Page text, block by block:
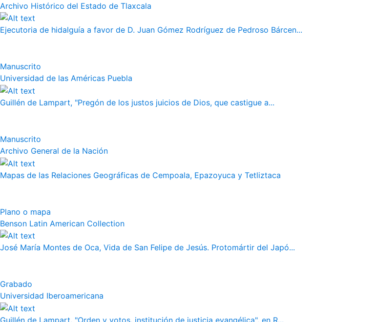
Archivo Histórico del Estado de Tlaxcala
Ejecutoria de hidalguía a favor de D. Juan Gómez Rodríguez de Pedroso Bárcen...
Manuscrito
Universidad de las Américas Puebla
Guillén de Lampart, "Pregón de los justos juicios de Dios, que castigue a...
Manuscrito
Archivo General de la Nación
Mapas de las Relaciones Geográficas de Cempoala, Epazoyuca y Tetliztaca
Plano o mapa
Benson Latin American Collection
José María Montes de Oca, Vida de San Felipe de Jesús. Protomártir del Japó...
Grabado
Universidad Iberoamericana
Guillén de Lampart, "Orden y votos, institución de justicia evangélica", en R...